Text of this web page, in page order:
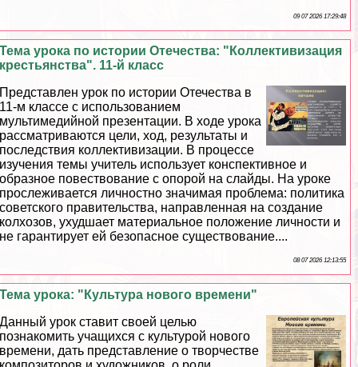
09 07 2026 17:29:48
Тема урока по истории Отечества: "Коллективизация
крестьянства". 11-й класс
Представлен урок по истории Отечества в
11-м классе с использованием
мультимедийной презентации. В ходе урока
рассматриваются цели, ход, результаты и
последствия коллективизации. В процессе
изучения темы учитель использует конспективное и
образное повествование с опорой на слайды. На уроке
прослеживается личностно значимая проблема: политика
советского правительства, направленная на создание
колхозов, ухудшает материальное положение личности и
не гарантирует ей безопасное существование....
08 07 2026 12:13:55
Тема урока: "Культура нового времени"
Данный урок ставит своей целью
познакомить учащихся с культурой нового
времени, дать представление о творчестве